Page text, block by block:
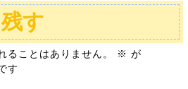
す
ることはありません。 ※ が
す